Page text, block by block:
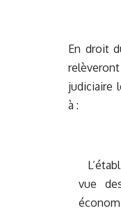
En droit
judiciaire
à :
vue